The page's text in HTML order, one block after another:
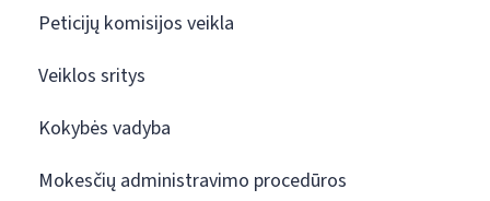
Peticijų komisijos veikla
Veiklos sritys
Kokybės vadyba
Mokesčių administravimo procedūros